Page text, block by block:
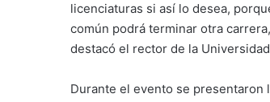
licenciaturas si así lo desea,
común podrá terminar otra
destacó el rector de la
Durante el evento se presentaron